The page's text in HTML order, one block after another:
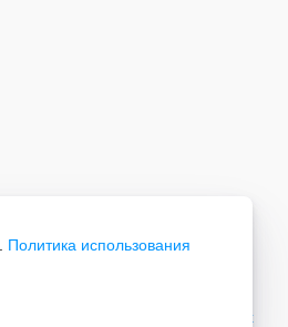
Политика использования